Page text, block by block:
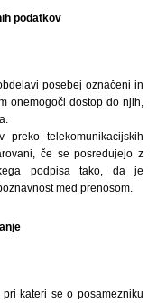
podatkov
posebej označeni in
onemogoči dostop do njih,
telekomunikacijskih
če se posredujejo z
podpisa tako, da je
med prenosom.
kateri se o posamezniku